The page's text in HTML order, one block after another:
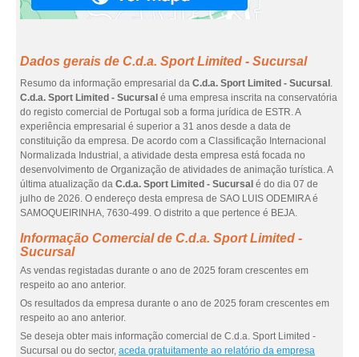
Dados gerais de C.d.a. Sport Limited - Sucursal
Resumo da informação empresarial da C.d.a. Sport Limited - Sucursal .
C.d.a. Sport Limited - Sucursal é uma empresa inscrita na conservatória
do registo comercial de Portugal sob a forma jurídica de ESTR. A
experiência empresarial é superior a 31 anos desde a data de
constituição da empresa. De acordo com a Classificação Internacional
Normalizada Industrial, a atividade desta empresa está focada no
desenvolvimento de Organização de atividades de animação turística. A
última atualização da C.d.a. Sport Limited - Sucursal é do dia 07 de
julho de 2026. O endereço desta empresa de SAO LUIS ODEMIRA é
SAMOQUEIRINHA, 7630-499. O distrito a que pertence é BEJA.
Informação Comercial de C.d.a. Sport Limited -
Sucursal
As vendas registadas durante o ano de 2025 foram crescentes em
respeito ao ano anterior.
Os resultados da empresa durante o ano de 2025 foram crescentes em
respeito ao ano anterior.
Se deseja obter mais informação comercial de C.d.a. Sport Limited -
Sucursal ou do sector, aceda gratuitamente ao relatório da empresa